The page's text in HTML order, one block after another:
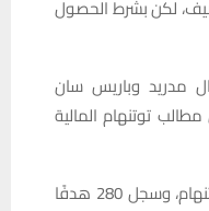
لكن بشرط الحصول
مدريد وباريس سان
توتنهام المالية
وخاض كين 435 مباراة بقميص توتنهام، وسجل 280 هدفًا